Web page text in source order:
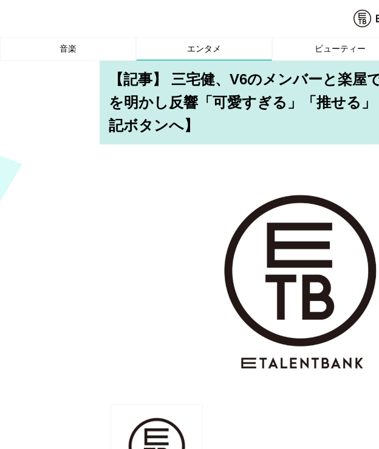
音楽 エンタメ ビューティー
【記事】 三宅健、V6のメンバーと楽屋
を明かし反響「可愛すぎる」「推せる
記ボタンへ】